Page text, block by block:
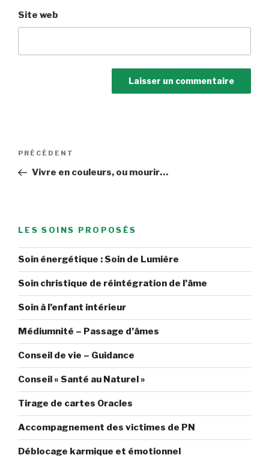
Site web
Navigation
l’article
Article
précédent
PRÉCÉDENT
Vivre en couleurs, ou mourir…
LES SOINS PROPOSÉS
Soin énergétique : Soin de Lumière
Soin christique de réintégration de l’âme
Soin à l’enfant intérieur
Médiumnité – Passage d’âmes
Conseil de vie – Guidance
Conseil « Santé au Naturel »
Tirage de cartes Oracles
Accompagnement des victimes de PN
Déblocage karmique et émotionnel